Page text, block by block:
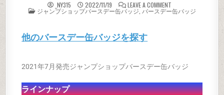
_NY315 2022/11/19 LEAVE A COMMENT
POSTED IN
ジャンプショップバースデー缶バッジ バースデー缶バッジ
他のバースデー缶バッジを探す
2021年7月発売ジャンプショップバースデー缶バッジ
ラインナップ